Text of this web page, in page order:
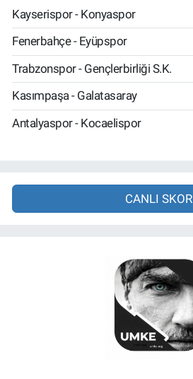
Kayserispor - Konyaspor
Fenerbahçe - Eyüpspor
Trabzonspor - Gençlerbirliği S.K.
Kasımpaşa - Galatasaray
Antalyaspor - Kocaelispor
CANLI SKOR